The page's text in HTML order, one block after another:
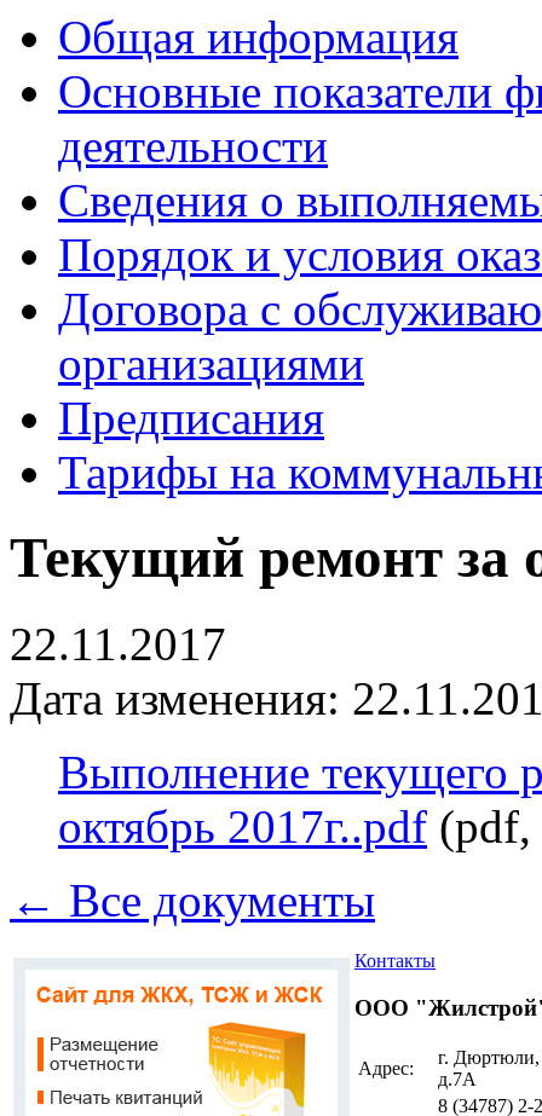
Общая информация
Основные показатели
деятельности
Сведения о
Порядок и условия
Договора с
организациями
Предписания
Тарифы на
Текущий ремонт за
22.11.2017
Дата изменения:
Выполнение текущего
октябрь 2017г..pdf
← Все документы
Контакты
ООО
Адрес:
г. Дюртюли,
д.7А
8 (34787) 2-